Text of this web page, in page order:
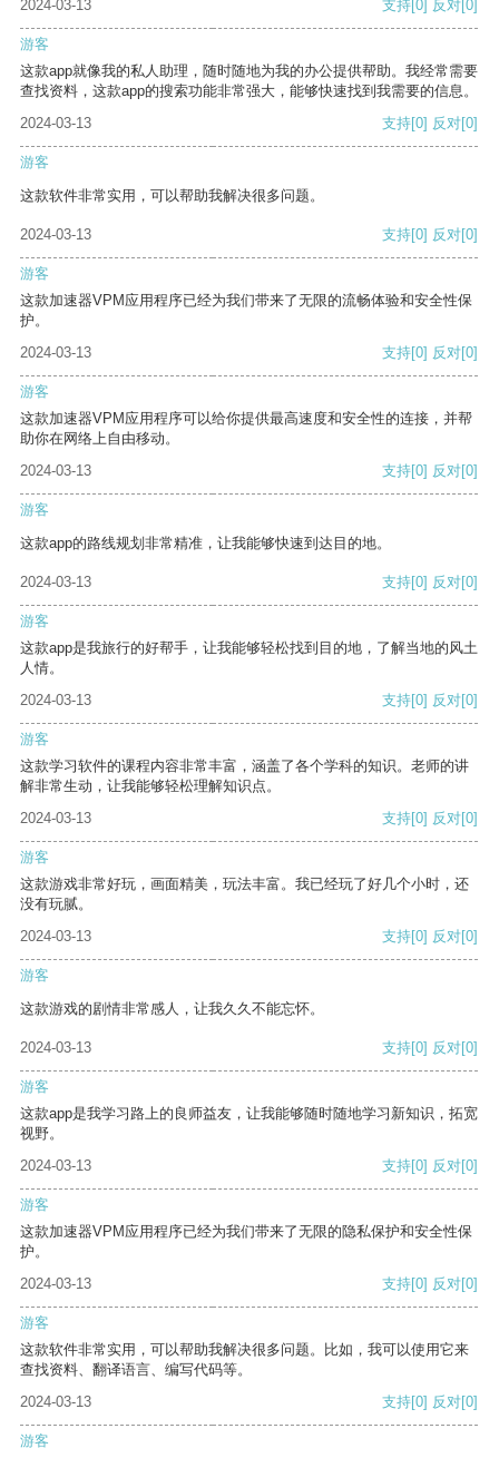
2024-03-13 支持[0] 反对[0]
游客
这款app就像我的私人助理，随时随地为我的办公提供帮助。我经常需要
查找资料，这款app的搜索功能非常强大，能够快速找到我需要的信息。
2024-03-13
支持[0] 反对[0]
游客
这款软件非常实用，可以帮助我解决很多问题。
2024-03-13 支持[0] 反对[0]
游客
这款加速器VPM应用程序已经为我们带来了无限的流畅体验和安全性保
护。
2024-03-13
支持[0] 反对[0]
游客
这款加速器VPM应用程序可以给你提供最高速度和安全性的连接，并帮
助你在网络上自由移动。
2024-03-13
支持[0] 反对[0]
游客
这款app的路线规划非常精准，让我能够快速到达目的地。
2024-03-13 支持[0] 反对[0]
游客
这款app是我旅行的好帮手，让我能够轻松找到目的地，了解当地的风土
人情。
2024-03-13
支持[0] 反对[0]
游客
这款学习软件的课程内容非常丰富，涵盖了各个学科的知识。老师的讲
解非常生动，让我能够轻松理解知识点。
2024-03-13
支持[0] 反对[0]
游客
这款游戏非常好玩，画面精美，玩法丰富。我已经玩了好几个小时，还
没有玩腻。
2024-03-13
支持[0] 反对[0]
游客
这款游戏的剧情非常感人，让我久久不能忘怀。
2024-03-13 支持[0] 反对[0]
游客
这款app是我学习路上的良师益友，让我能够随时随地学习新知识，拓宽
视野。
2024-03-13
支持[0] 反对[0]
游客
这款加速器VPM应用程序已经为我们带来了无限的隐私保护和安全性保
护。
2024-03-13
支持[0] 反对[0]
游客
这款软件非常实用，可以帮助我解决很多问题。比如，我可以使用它来
查找资料、翻译语言、编写代码等。
2024-03-13
支持[0] 反对[0]
游客